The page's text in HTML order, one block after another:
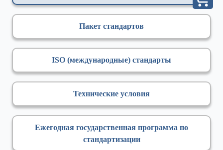
Пакет стандартов
ISO (международные) стандарты
Технические условия
Ежегодная государственная программа по
стандартизации